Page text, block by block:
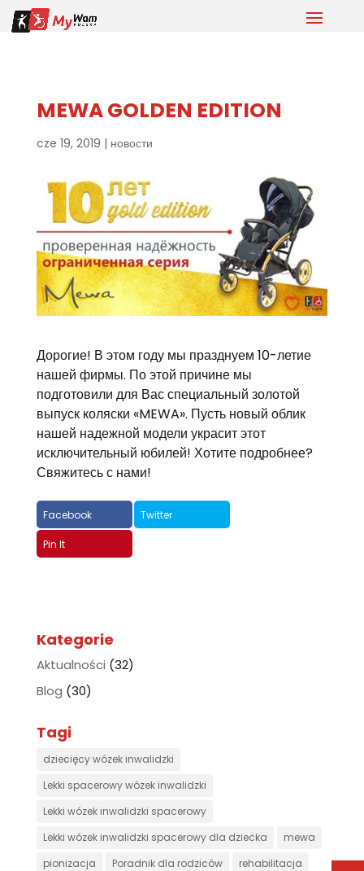
MEWA GOLDEN EDITION
cze 19, 2019 | новости
Дорогие! В этом году мы празднуем 10-летие
нашей фирмы. По этой причине мы
подготовили для Вас специальный золотой
выпуск коляски «MEWA». Пусть новый облик
нашей надежной модели украсит этот
исключительный юбилей! Хотите подробнее?
Свяжитесь с нами!
Facebook Twitter
Pin It
Kategorie
Aktualności (32)
Blog (30)
Tagi
dziecięcy wózek inwalidzki
Lekki spacerowy wózek inwalidzki
Lekki wózek inwalidzki spacerowy
Lekki wózek inwalidzki spacerowy dla dziecka
mewa
pionizacja
Poradnik dla rodziców
rehabilitacja